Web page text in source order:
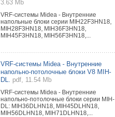
3.63 Mb
VRF-системы Midea - Внутренние
напольные блоки серии MIH22F3HN18,
MIH28F3HN18, MIH36F3HN18,
MIH45F3HN18, MIH56F3HN18,...
VRF-системы Midea - Внутренние
напольно-потолочные блоки V8 MIH-
DL.
pdf, 11.54 Mb
VRF-системы Midea - Внутренние
напольно-потолочные блоки серии MIH-
DL: MIH36DLHN18, MIH45DLHN18,
MIH56DLHN18, MIH71DLHN18,...